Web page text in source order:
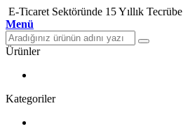
E-Ticaret Sektöründe 15 Yıllık Tecrübe
Menü
Ürünler
Kategoriler